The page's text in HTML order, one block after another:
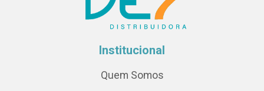
Institucional
Quem Somos